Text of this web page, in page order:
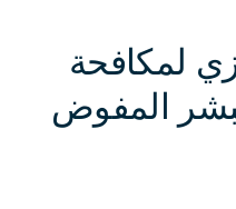
لمكافحة
المفوض